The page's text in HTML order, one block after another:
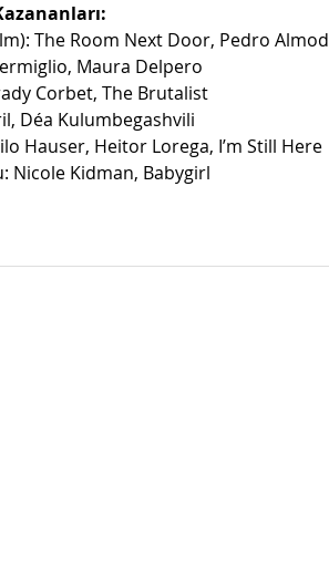
The Room Next Door, Pedro
Maura Delpero
Corbet, The Brutalist
Déa Kulumbegashvili
Hauser, Heitor Lorega, I’m Still Here
Nicole Kidman, Babygirl